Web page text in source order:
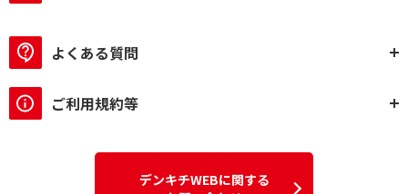
よくある質問
ご利用規約等
デンキチWEBに関する